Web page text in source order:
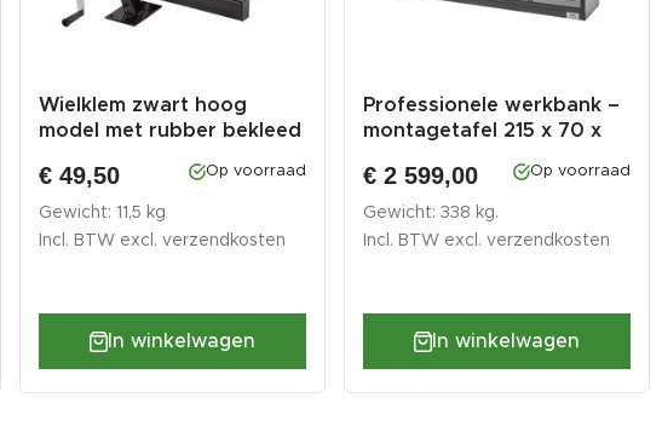
Wielklem zwart hoog
model met rubber bekleed
€ 49,50 Op voorraad
Gewicht: 11,5 kg
Incl. BTW excl.verzendkosten
In winkelwagen
Professionele werkbank –
montagetafel 215 x 70 x
€ 2 599,00 Op voorraad
Gewicht: 338 kg.
Incl. BTW excl.verzendkosten
In winkelwagen